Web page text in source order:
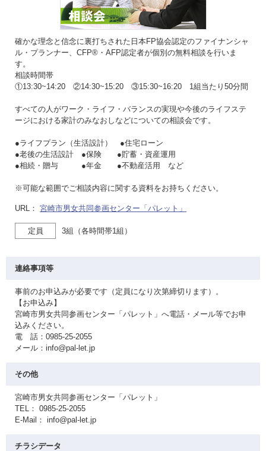
確かな理念と信念に裏打ちされた日本FP協会認定のファイナンシャ
ル・プランナー、CFP®・AFP認定者が個別の無料相談を行いま
す。
相談時間帯
①13:30~14:20 ②14:30~15:20 ③15:30~16:20 1組当たり50分間
すべての人がワーク・ライフ・バランスの実現や今後のライフステ
ージにおける家計のみなおしなどについての相談会です。
●ライフプラン（生活設計） ●住宅ローン
●老後の生活設計 ●保険 ●貯蓄・資産運用
●相続・贈与 ●年金 ●不動産活用 など
※可能な範囲でご相談内容に関する資料をお持ちください。
URL： 宮崎市男女共同参画センター「パレット」
定員 3組（各時間帯1組）
連絡事項等
事前のお申込みが必要です（定員になり次第締切ります）。
【お申込み】
宮崎市男女共同参画センター「パレット」へ電話・メール等でお申
込みください。
電 話：0985-25-2055
メール：info@pal-let.jp
その他
宮崎市男女共同参画センター「パレット」
TEL： 0985-25-2055
E-Mail： info@pal-let.jp
チラシデータ